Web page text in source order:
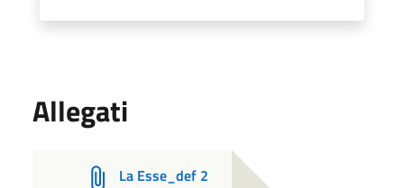
Allegati
La Esse_def 2